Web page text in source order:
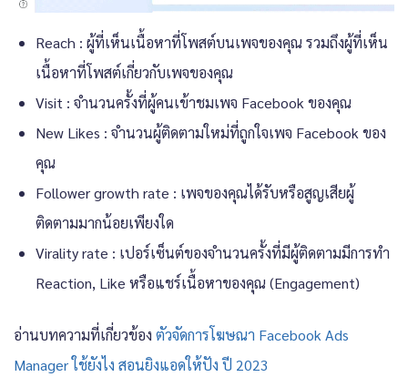
Reach : ผู้ที่เห็นเนื้อหาที่โพสต์บนเพจของคุณ รวมถึงผู้ที่เห็น
เนื้อหาที่โพสต์เกี่ยวกับเพจของคุณ
Visit : จำนวนครั้งที่ผู้คนเข้าชมเพจ Facebook ของคุณ
New Likes : จำนวนผู้ติดตามใหม่ที่ถูกใจเพจ Facebook ของ
คุณ
Follower growth rate : เพจของคุณได้รับหรือสูญเสียผู้
ติดตามมากน้อยเพียงใด
Virality rate : เปอร์เซ็นต์ของจำนวนครั้งที่มีผู้ติดตามมีการทำ
Reaction, Like หรือแชร์เนื้อหาของคุณ (Engagement)
อ่านบทความที่เกี่ยวข้อง ตัวจัดการโฆษณา Facebook Ads
Manager ใช้ยังไง สอนยิงแอดให้ปัง ปี 2023